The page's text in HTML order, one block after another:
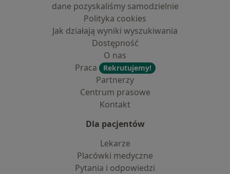
dane pozyskaliśmy samodzielnie
Polityka cookies
Jak działają wyniki wyszukiwania
Dostępność
O nas
Praca
Rekrutujemy!
Partnerzy
Centrum prasowe
Kontakt
Dla pacjentów
Lekarze
Placówki medyczne
Pytania i odpowiedzi